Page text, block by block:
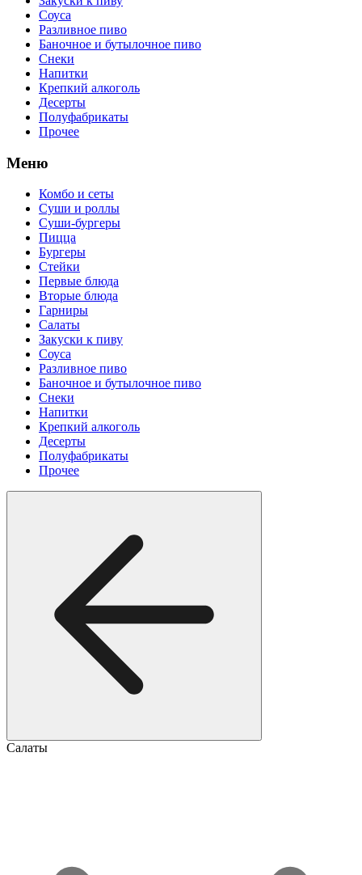
Соуса
Разливное пиво
Баночное и бутылочное пиво
Снеки
Напитки
Крепкий алкоголь
Десерты
Полуфабрикаты
Прочее
Меню
Комбо и сеты
Суши и роллы
Суши-бургеры
Пицца
Бургеры
Стейки
Первые блюда
Вторые блюда
Гарниры
Салаты
Закуски к пиву
Соуса
Разливное пиво
Баночное и бутылочное пиво
Снеки
Напитки
Крепкий алкоголь
Десерты
Полуфабрикаты
Прочее
Салаты